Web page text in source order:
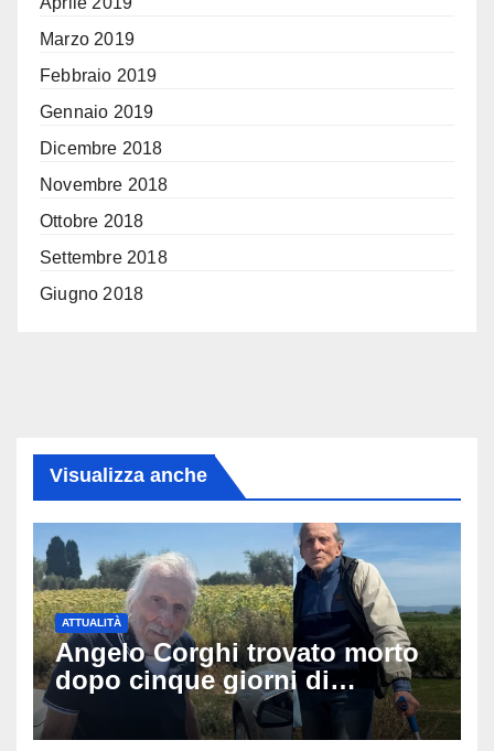
Marzo 2019
Febbraio 2019
Gennaio 2019
Dicembre 2018
Novembre 2018
Ottobre 2018
Settembre 2018
Giugno 2018
Visualizza anche
ATTUALITÀ
Angelo Corghi trovato morto
dopo cinque giorni di
ricerche: il giallo dell’80enne
scomparso dopo essere